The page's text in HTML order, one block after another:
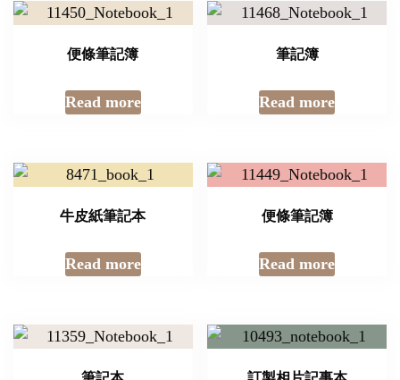
便條筆記簿
Read more
筆記簿
Read more
牛皮紙筆記本
Read more
便條筆記簿
Read more